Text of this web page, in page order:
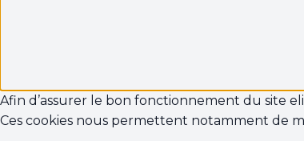
Afin d’assurer le bon fonctionnement du site
Ces cookies nous permettent notamment de